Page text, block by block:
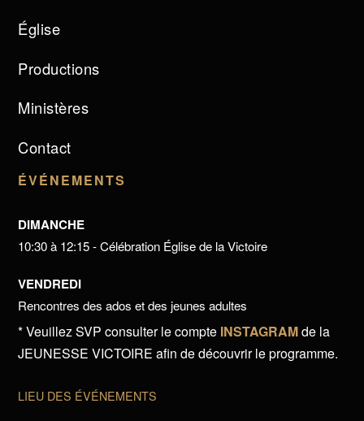
Église
Productions
Ministères
Contact
ÉVÉNEMENTS
DIMANCHE
10:30 à 12:15 - Célébration Église de la Victoire
VENDREDI
Rencontres des ados et des jeunes adultes
* Veuillez SVP consulter le compte INSTAGRAMde la
JEUNESSE VICTOIRE afin de découvrir le programme.
LIEU DES ÉVÉNEMENTS